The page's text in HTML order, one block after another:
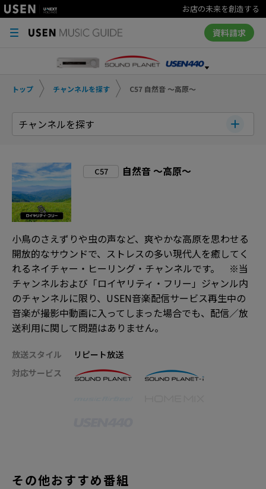
お店の未来を創造する
資料請求
トップ チャンネルを探す C57 自然音 ～高原～
チャンネルを探す
C57 自然音 ～高原～
小鳥のさえずりや虫の声など、爽やかな高原を思わせる
開放的なサウンドで、ストレスの多い現代人を癒してく
れるネイチャー・ヒーリング・チャンネルです。 ※当
チャンネルおよび「ロイヤリティ・フリー」ジャンル内
のチャンネルに限り、USEN音楽配信サービス再生中の
音楽が撮影中動画に入ってしまった場合でも、配信／放
送利用に関して問題はありません。
放送スタイル
リピート放送
対応サービス
その他おすすめ番組